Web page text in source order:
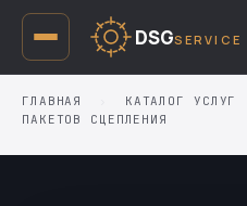
DSGSERVICE
ГЛАВНАЯ КАТАЛОГ УСЛУГ
ПАКЕТОВ СЦЕПЛЕНИЯ